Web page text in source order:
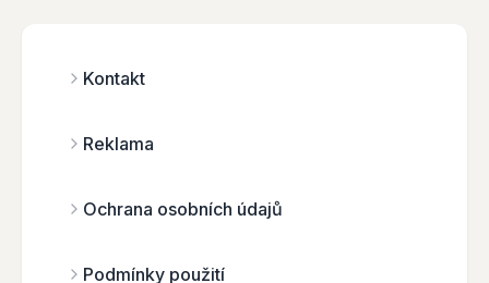
Kontakt
Reklama
Ochrana osobních údajů
Podmínky použití